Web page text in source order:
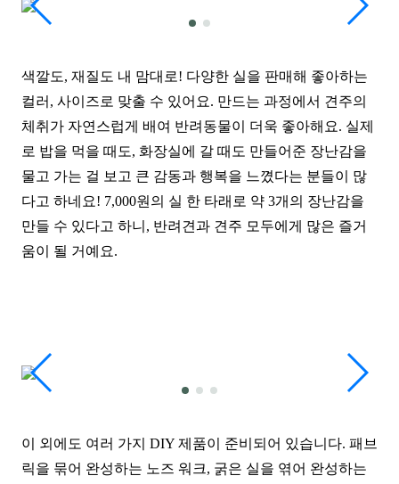
색깔도, 재질도 내 맘대로! 다양한 실을 판매해 좋아하는
컬러, 사이즈로 맞출 수 있어요. 만드는 과정에서 견주의
체취가 자연스럽게 배여 반려동물이 더욱 좋아해요. 실제
로 밥을 먹을 때도, 화장실에 갈 때도 만들어준 장난감을
물고 가는 걸 보고 큰 감동과 행복을 느꼈다는 분들이 많
다고 하네요! 7,000원의 실 한 타래로 약 3개의 장난감을
만들 수 있다고 하니, 반려견과 견주 모두에게 많은 즐거
움이 될 거예요.
이 외에도 여 러 가지 DIY 제품이 준비되어 있습니다. 패브
릭을 묶어 완성하는 노즈 워크, 굵은 실을 엮어 완성하는